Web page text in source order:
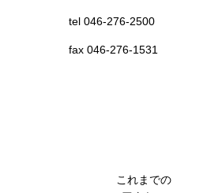
tel 046-276-2500
fax 046-276-1531
これまでの